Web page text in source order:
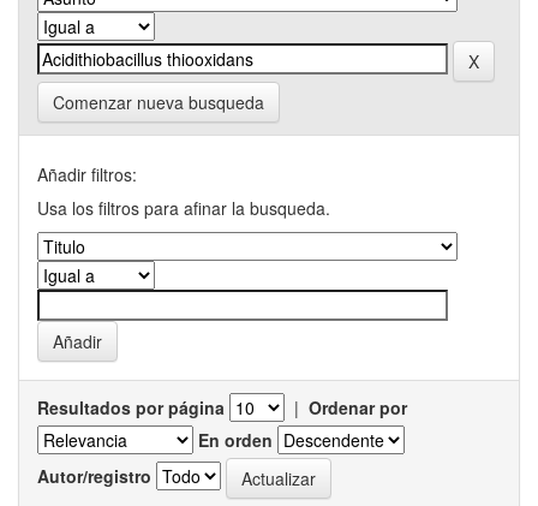
Comenzar nueva busqueda
Añadir filtros:
Usa los filtros para afinar la busqueda.
Resultados por página | Ordenar por
En orden
Autor/registro